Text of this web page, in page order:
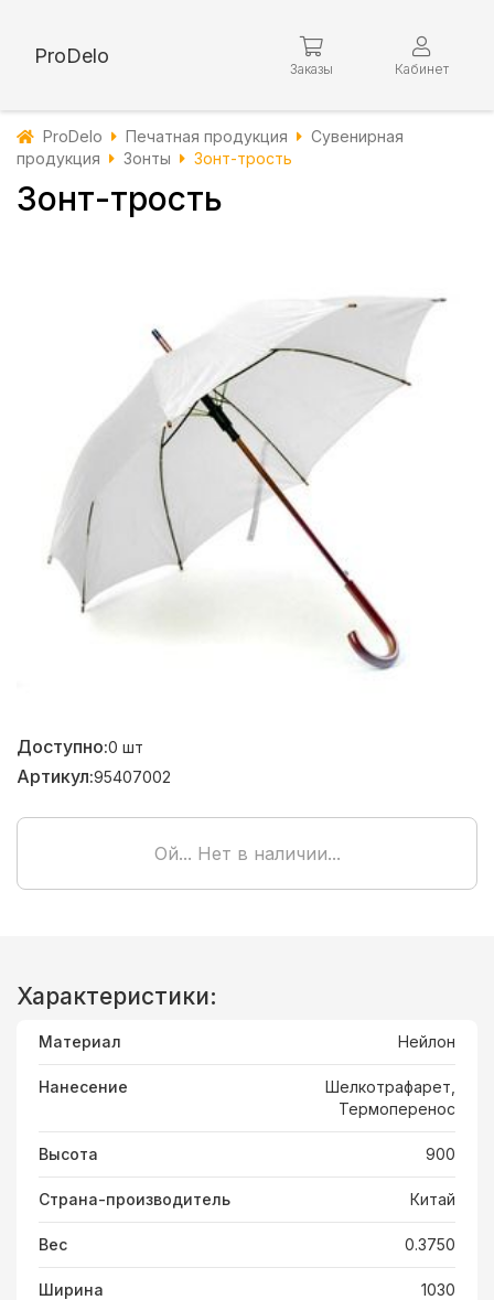
ProDelo
Заказы Кабинет
ProDelo Печатная продукция
Сувенирная
продукция
Зонты Зонт-трость
Зонт-трость
Доступно:0 шт
Артикул:95407002
Ой... Нет в наличии...
Характеристики:
Материал Нейлон
Нанесение
Шелкотрафарет,
Термоперенос
Высота 900
Страна-производитель Китай
Вес 0.3750
Ширина 1030